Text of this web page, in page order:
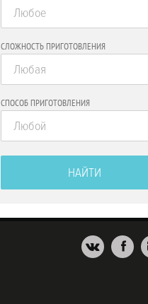
Любое
СЛОЖНОСТЬ ПРИГОТОВЛЕНИЯ
Любая
СПОСОБ ПРИГОТОВЛЕНИЯ
Любой
НАЙТИ